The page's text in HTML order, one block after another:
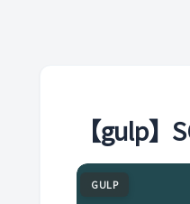
【gulp
GULP